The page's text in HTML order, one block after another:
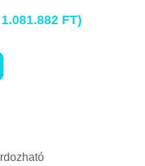
1.081.882 FT)